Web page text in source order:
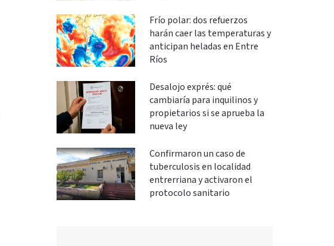
Frío polar: dos refuerzos
harán caer las temperaturas y
anticipan heladas en Entre
Ríos
Desalojo exprés: qué
cambiaría para inquilinos y
propietarios si se aprueba la
nueva ley
Confirmaron un caso de
tuberculosis en localidad
entrerriana y activaron el
protocolo sanitario